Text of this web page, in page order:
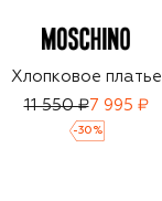
Хлопковое платье
11 550 ₽7 995 ₽
-30 %